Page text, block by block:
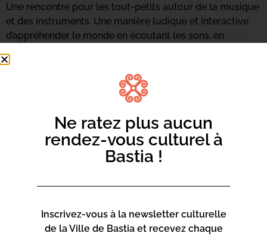
Une rencontre pour les tout-petits autour de la musique
et des instruments. Une manière ludique et interactive
d’appréhender le monde en écoutant les sons, en
émotions. Du chant, des écoutes, des percussions
corporelles et du travail de voix seront de la partie.
Renseignements et inscriptions au 06 73 68 89 18 ou
Ne ratez plus aucun
rendez-vous culturel à
Bastia !
Inscrivez-vous à la newsletter culturelle
de la Ville de Bastia et recevez chaque